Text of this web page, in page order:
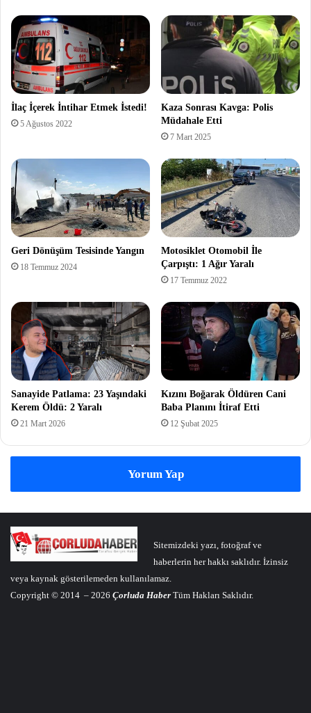
İlaç İçerek İntihar Etmek İstedi!
5 Ağustos 2022
Kaza Sonrası Kavga: Polis
Müdahale Etti
7 Mart 2025
Geri Dönüşüm Tesisinde Yangın
18 Temmuz 2024
Motosiklet Otomobil İle
Çarpıştı: 1 Ağır Yaralı
17 Temmuz 2022
Sanayide Patlama: 23 Yaşındaki
Kerem Öldü: 2 Yaralı
21 Mart 2026
Kızını Boğarak Öldüren Cani
Baba Planını İtiraf Etti
12 Şubat 2025
Yorum Yap
Sitemizdeki yazı, fotoğraf ve
haberlerin her hakkı saklıdır. İzinsiz
veya kaynak gösterilemeden kullanılamaz.
Copyright © 2014 – 2026 Çorluda Haber Tüm Hakları Saklıdır.